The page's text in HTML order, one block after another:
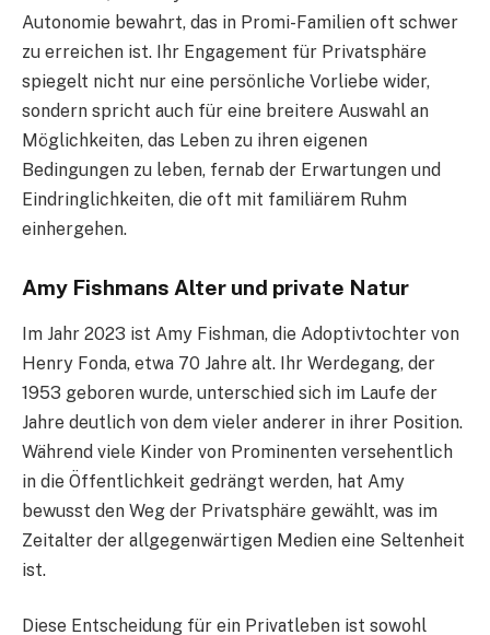
Autonomie bewahrt, das in Promi-Familien oft schwer
zu erreichen ist. Ihr Engagement für Privatsphäre
spiegelt nicht nur eine persönliche Vorliebe wider,
sondern spricht auch für eine breitere Auswahl an
Möglichkeiten, das Leben zu ihren eigenen
Bedingungen zu leben, fernab der Erwartungen und
Eindringlichkeiten, die oft mit familiärem Ruhm
einhergehen.
Amy Fishmans Alter und private Natur
Im Jahr 2023 ist Amy Fishman, die Adoptivtochter von
Henry Fonda, etwa 70 Jahre alt. Ihr Werdegang, der
1953 geboren wurde, unterschied sich im Laufe der
Jahre deutlich von dem vieler anderer in ihrer Position.
Während viele Kinder von Prominenten versehentlich
in die Öffentlichkeit gedrängt werden, hat Amy
bewusst den Weg der Privatsphäre gewählt, was im
Zeitalter der allgegenwärtigen Medien eine Seltenheit
ist.
Diese Entscheidung für ein Privatleben ist sowohl